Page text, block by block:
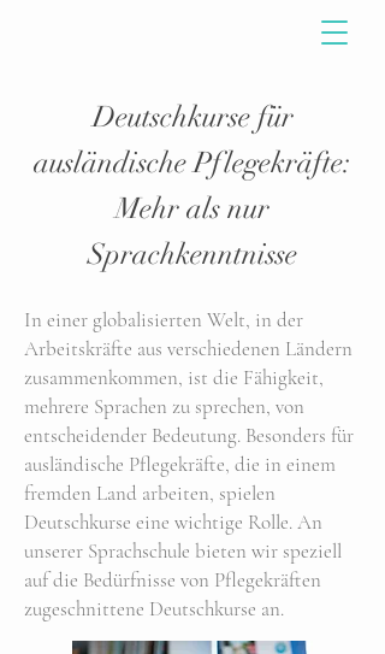
Deutschkurse für
ausländische Pflegekräfte:
Mehr als nur
Sprachkenntnisse
In einer globalisierten Welt, in der
Arbeitskräfte aus verschiedenen Ländern
zusammenkommen, ist die Fähigkeit,
mehrere Sprachen zu sprechen, von
entscheidender Bedeutung. Besonders für
ausländische Pflegekräfte, die in einem
fremden Land arbeiten, spielen
Deutschkurse eine wichtige Rolle. An
unserer Sprachschule bieten wir speziell
auf die Bedürfnisse von Pflegekräften
zugeschnittene Deutschkurse an.